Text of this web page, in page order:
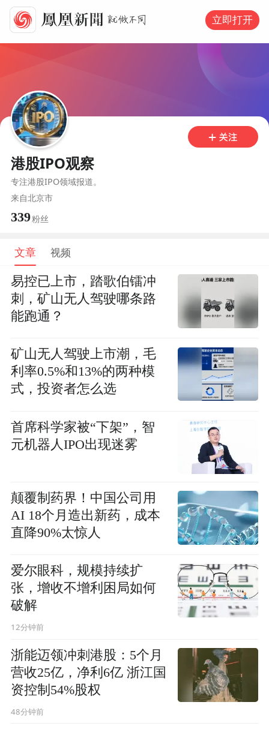
立即打开
港股IPO观察
专注港股IPO领域报道。
来自北京市
339粉丝
文章 视频
易控已上市，踏歌伯镭冲
刺，矿山无人驾驶哪条路
能跑通？
矿山无人驾驶上市潮，毛
利率0.5%和13%的两种模
式，投资者怎么选
首席科学家被“下架”，智
元机器人IPO出现迷雾
颠覆制药界！中国公司用
AI 18个月造出新药，成本
直降90%太惊人
爱尔眼科，规模持续扩
张，增收不增利困局如何
破解
12分钟前
浙能迈领冲刺港股：5个月
营收25亿，净利6亿 浙江国
资控制54%股权
48分钟前